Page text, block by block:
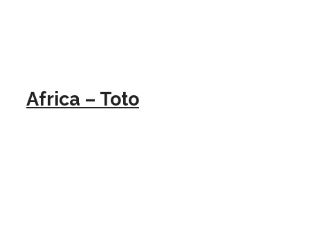
Africa – Toto